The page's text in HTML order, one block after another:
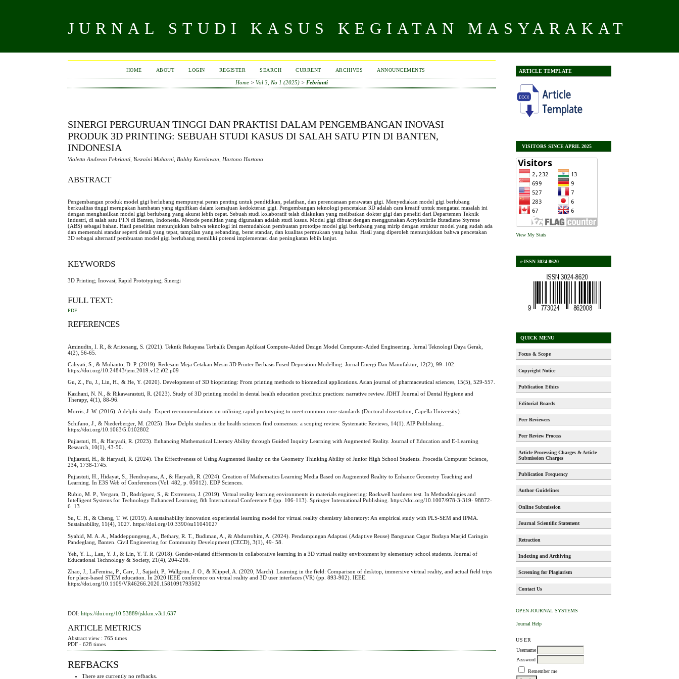
JURNAL STUDI KASUS KEGIATAN MASYARAKAT
ARTICLE TEMPLATE
VISITORS SINCE APRIL 2025
View My Stats
e-ISSN 3024-8620
QUICK MENU
Focus & Scope
Copyright Notice
Publication Ethics
Editorial Boards
Peer Reviewers
Peer Review Process
Article Processing Charges & Article
Submission Charges
Publication Frequency
Author Guidelines
Online Submission
Journal Scientific Statement
Retraction
Indexing and Archiving
Screening for Plagiarism
Contact Us
OPEN JOURNAL SYSTEMS
Journal Help
USER
Username
Password
Remember me
HOME ABOUT LOGIN REGISTER SEARCH CURRENT ARCHIVES ANNOUNCEMENTS
Home >Vol 3, No 1 (2025) > Febrianti
SINERGI PERGURUAN TINGGI DAN PRAKTISI DALAM PENGEMBANGAN INOVASI
PRODUK 3D PRINTING: SEBUAH STUDI KASUS DI SALAH SATU PTN DI BANTEN,
INDONESIA
Violetta Andrean Febrianti, Yusraini Muharni, Bobby Kurniawan, Hartono Hartono
ABSTRACT
Pengembangan produk model gigi berlubang mempunyai peran penting untuk pendidikan, pelatihan, dan perencanaan perawatan gigi. Menyediakan model gigi berlubang
berkualitas tinggi merupakan hambatan yang signifikan dalam kemajuan kedokteran gigi. Pengembangan teknologi pencetakan 3D adalah cara kreatif untuk mengatasi masalah ini
dengan menghasilkan model gigi berlubang yang akurat lebih cepat. Sebuah studi kolaboratif telah dilakukan yang melibatkan dokter gigi dan peneliti dari Departemen Teknik
Industri, di salah satu PTN di Banten, Indonesia. Metode penelitian yang digunakan adalah studi kasus. Model gigi dibuat dengan menggunakan Acrylonitrile Butadiene Styrene
(ABS) sebagai bahan. Hasil penelitian menunjukkan bahwa teknologi ini memudahkan pembuatan prototipe model gigi berlubang yang mirip dengan struktur model yang sudah ada
dan memenuhi standar seperti detail yang tepat, tampilan yang sebanding, berat standar, dan kualitas permukaan yang halus. Hasil yang diperoleh menunjukkan bahwa pencetakan
3D sebagai alternatif pembuatan model gigi berlubang memiliki potensi implementasi dan peningkatan lebih lanjut.
KEYWORDS
3D Printing; Inovasi; Rapid Prototyping; Sinergi
FULL TEXT:
PDF
REFERENCES
Aminudin, I. R., & Aritonang, S. (2021). Teknik Rekayasa Terbalik Dengan Aplikasi Compute-Aided Design Model Computer-Aided Engineering. Jurnal Teknologi Daya Gerak,
4(2), 56-65.
Cahyati, S., & Mulianto, D. P. (2019). Redesain Meja Cetakan Mesin 3D Printer Berbasis Fused Deposition Modelling. Jurnal Energi Dan Manufaktur, 12(2), 99–102.
https://doi.org/10.24843/jem.2019.v12.i02.p09
Gu, Z., Fu, J., Lin, H., & He, Y. (2020). Development of 3D bioprinting: From printing methods to biomedical applications. Asian journal of pharmaceutical sciences, 15(5), 529-557.
Kasihani, N. N., & Rikawarastuti, R. (2023). Study of 3D printing model in dental health education preclinic practices: narrative review. JDHT Journal of Dental Hygiene and
Therapy, 4(1), 88-96.
Morris, J. W. (2016). A delphi study: Expert recommendations on utilizing rapid prototyping to meet common core standards (Doctoral dissertation, Capella University).
Schifano, J., & Niederberger, M. (2025). How Delphi studies in the health sciences find consensus: a scoping review. Systematic Reviews, 14(1). AIP Publishing..
https://doi.org/10.1063/5.0102802
Pujiastuti, H., & Haryadi, R. (2023). Enhancing Mathematical Literacy Ability through Guided Inquiry Learning with Augmented Reality. Journal of Education and E-Learning
Research, 10(1), 43-50.
Pujiastuti, H., & Haryadi, R. (2024). The Effectiveness of Using Augmented Reality on the Geometry Thinking Ability of Junior High School Students. Procedia Computer Science,
234, 1738-1745.
Pujiastuti, H., Hidayat, S., Hendrayana, A., & Haryadi, R. (2024). Creation of Mathematics Learning Media Based on Augmented Reality to Enhance Geometry Teaching and
Learning. In E3S Web of Conferences (Vol. 482, p. 05012). EDP Sciences.
Rubio, M. P., Vergara, D., Rodríguez, S., & Extremera, J. (2019). Virtual reality learning environments in materials engineering: Rockwell hardness test. In Methodologies and
Intelligent Systems for Technology Enhanced Learning, 8th International Conference 8 (pp. 106-113). Springer International Publishing. https://doi.org/10.1007/978-3-319- 98872-
6_13
Su, C. H., & Cheng, T. W. (2019). A sustainability innovation experiential learning model for virtual reality chemistry laboratory: An empirical study with PLS-SEM and IPMA.
Sustainability, 11(4), 1027. https://doi.org/10.3390/su11041027
Syahid, M. A. A., Maddeppungeng, A., Bethary, R. T., Budiman, A., & Abdurrohim, A. (2024). Pendampingan Adaptasi (Adaptive Reuse) Bangunan Cagar Budaya Masjid Caringin
Pandeglang, Banten. Civil Engineering for Community Development (CECD), 3(1), 49- 58.
Yeh, Y. L., Lan, Y. J., & Lin, Y. T. R. (2018). Gender-related differences in collaborative learning in a 3D virtual reality environment by elementary school students. Journal of
Educational Technology & Society, 21(4), 204-216.
Zhao, J., LaFemina, P., Carr, J., Sajjadi, P., Wallgrün, J. O., & Klippel, A. (2020, March). Learning in the field: Comparison of desktop, immersive virtual reality, and actual field trips
for place-based STEM education. In 2020 IEEE conference on virtual reality and 3D user interfaces (VR) (pp. 893-902). IEEE.
https://doi.org/10.1109/VR46266.2020.1581091793502
DOI:https://doi.org/10.53889/jskkm.v3i1.637
ARTICLE METRICS
Abstract view : 765 times
PDF - 628 times
REFBACKS
There are currently no refbacks.